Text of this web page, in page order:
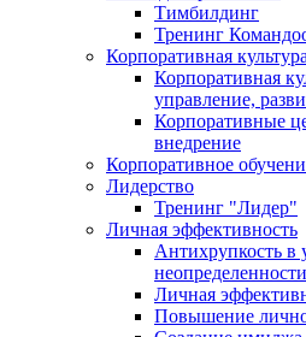
Тимбилдинг
Тренинг
Корпоративная культура
Корпоративная
управление,
Корпоративные
внедрение
Корпоративное
Лидерство
Тренинг "Лидер"
Личная эффективность
Антихрупкость в
Личная
Повышение